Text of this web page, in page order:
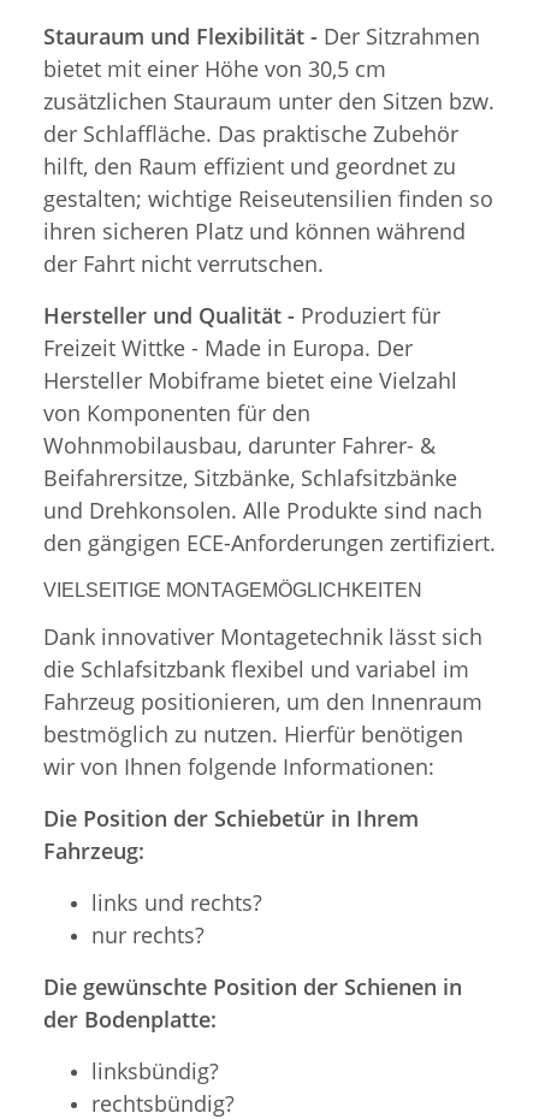
Stauraum und Flexibilität - Der Sitzrahmen
bietet mit einer Höhe von 30,5 cm
zusätzlichen Stauraum unter den Sitzen bzw.
der Schlaffläche. Das praktische Zubehör
hilft, den Raum effizient und geordnet zu
gestalten; wichtige Reiseutensilien finden so
ihren sicheren Platz und können während
der Fahrt nicht verrutschen.
Hersteller und Qualität - Produziert für
Freizeit Wittke - Made in Europa. Der
Hersteller Mobiframe bietet eine Vielzahl
von Komponenten für den
Wohnmobilausbau, darunter Fahrer- &
Beifahrersitze, Sitzbänke, Schlafsitzbänke
und Drehkonsolen. Alle Produkte sind nach
den gängigen ECE-Anforderungen zertifiziert.
VIELSEITIGE MONTAGEMÖGLICHKEITEN
Dank innovativer Montagetechnik lässt sich
die Schlafsitzbank flexibel und variabel im
Fahrzeug positionieren, um den Innenraum
bestmöglich zu nutzen. Hierfür benötigen
wir von Ihnen folgende Informationen:
Die Position der Schiebetür in Ihrem
Fahrzeug:
links und rechts?
nur rechts?
Die gewünschte Position der Schienen in
der Bodenplatte:
linksbündig?
rechtsbündig?